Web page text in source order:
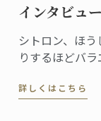
インタビュ
シトロン、ほ
りするほどバ
ュは、全国的に
詳しくはこちら